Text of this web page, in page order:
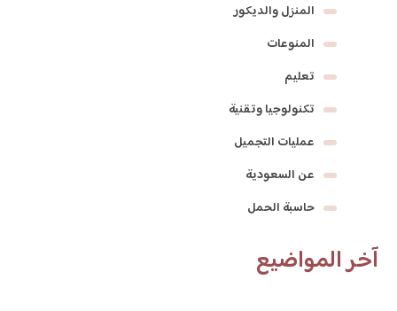
المنزل والديكور
المنوعات
تعليم
تكنولوجيا وتقنية
عمليات التجميل
عن السعودية
حاسبة الحمل
آخر المواضيع